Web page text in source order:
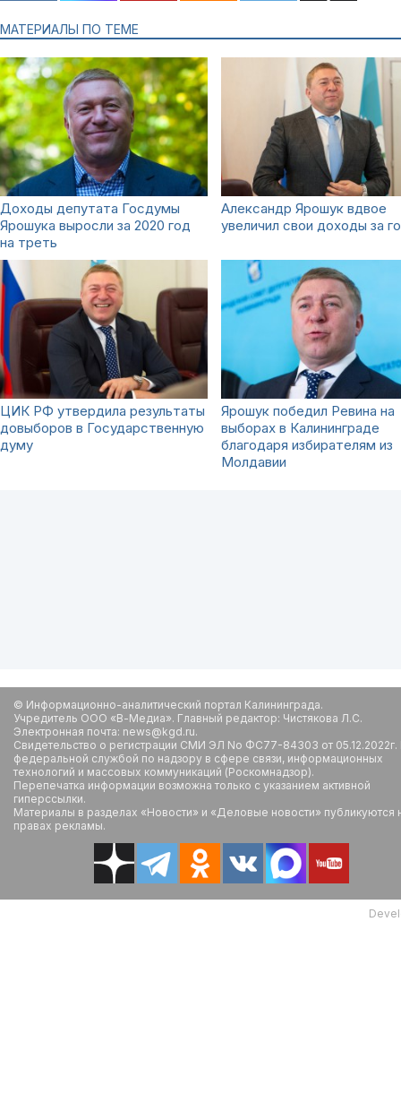
МАТЕРИАЛЫ ПО ТЕМЕ
Доходы депутата Госдумы
Ярошука выросли за 2020 год
на треть
Александр Ярошук вдвое
увеличил свои доходы за
ЦИК РФ утвердила результаты
довыборов в Государственную
думу
Ярошук победил Ревина на
выборах в Калининграде
благодаря избирателям из
Молдавии
© Информационно-аналитический портал Калининграда.
Учредитель ООО «В-Медиа». Главный редактор: Чистякова Л.С.
Электронная почта: news@kgd.ru.
Свидетельство о регистрации СМИ ЭЛ No ФС77-84303 от
федеральной службой по надзору в сфере связи, информационных
технологий и массовых коммуникаций (Роскомнадзор).
Перепечатка информации возможна только с указанием активной
гиперссылки.
Материалы в разделах «Новости» и «Деловые новости» публикуются
правах рекламы.